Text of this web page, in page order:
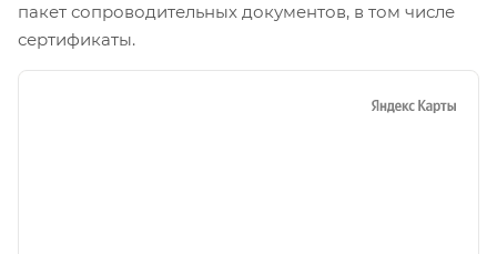
пакет сопроводительных документов, в том числе
сертификаты.